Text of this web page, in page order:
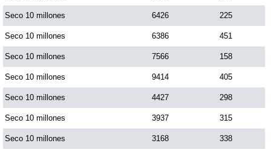
Paisita Noche
Paisita 3
Pick 3 Día
Pick 3 Noche
Seco 10 millones 6426 225
Seco 10 millones 6386 451
Seco 10 millones 7566 158
Seco 10 millones 9414 405
Seco 10 millones 4427 298
Seco 10 millones 3937 315
Seco 10 millones 3168 338